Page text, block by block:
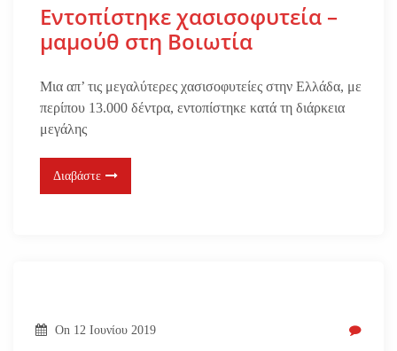
Εντοπίστηκε χασισοφυτεία –
μαμούθ στη Βοιωτία
Μια απ’ τις μεγαλύτερες χασισοφυτείες στην Ελλάδα, με
περίπου 13.000 δέντρα, εντοπίστηκε κατά τη διάρκεια
μεγάλης
Διαβάστε
On 12 Ιουνίου 2019